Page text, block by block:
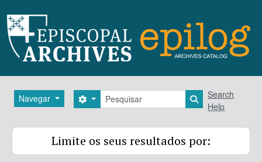
Navegar Pesquisar
Search options Search in
Search
Help
Limite os seus resultados por: